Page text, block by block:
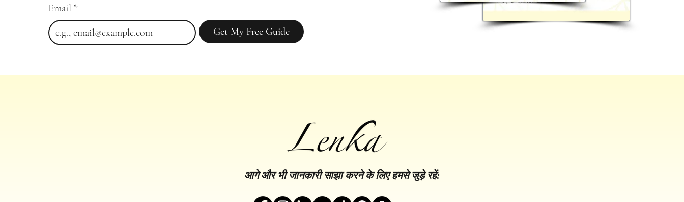
Email *
Get My Free Guide
आगे और भी जानकारी साझा करने के लिए हमसे जुड़े रहें: